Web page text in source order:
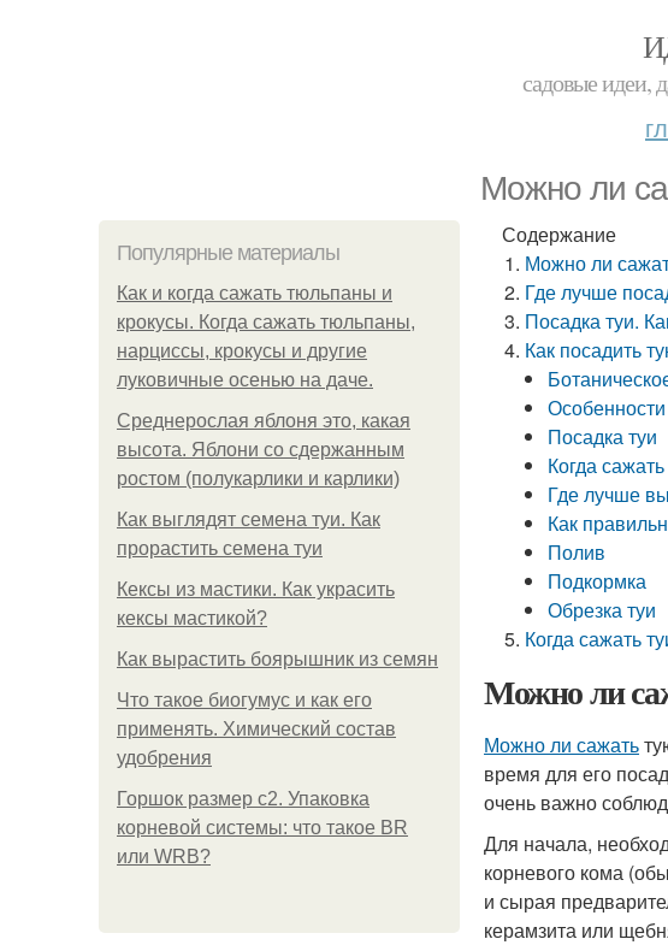
садовые идеи,
Можно ли
Популярные материалы
Как и когда сажать тюльпаны и
крокусы. Когда сажать тюльпаны,
нарциссы, крокусы и другие
луковичные осенью на даче.
Среднерослая яблоня это, какая
высота. Яблони со сдержанным
ростом (полукарлики и карлики)
Как выглядят семена туи. Как
прорастить семена туи
Кексы из мастики. Как украсить
кексы мастикой?
Как вырастить боярышник из семян
Что такое биогумус и как его
применять. Химический состав
удобрения
Горшок размер с2. Упаковка
корневой системы: что такое BR
или WRB?
Содержание
Можно ли
Где лучше
Посадка туи.
Как посадить
Посадка туи
Когда
Где лучше
Как
Полив
Подкормка
Обрезка туи
Когда сажать
Можно ли
Можно ли сажать
время для его
очень важно
Для начала,
корневого кома
и сырая
керамзита или